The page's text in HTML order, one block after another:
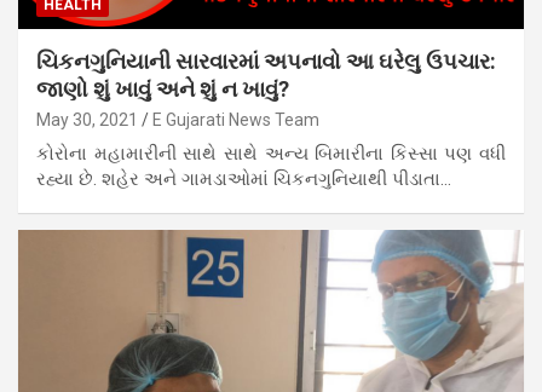
HEALTH
ચિકનગુનિયાની સારવારમાં અપનાવો આ ઘરેલુ ઉપચાર:
જાણો શું ખાવું અને શું ન ખાવું?
May 30, 2021 E Gujarati News Team
કોરોના મહામારીની સાથે સાથે અન્ય બિમારીના કિસ્સા પણ વધી
રહ્યા છે. શહેર અને ગામડાઓમાં ચિકનગુનિયાથી પીડાતા…